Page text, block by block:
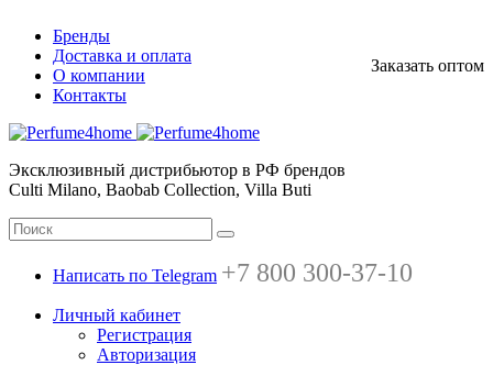
Бренды
Доставка и оплата
О компании
Контакты
Заказать оптом
Эксклюзивный дистрибьютор в РФ брендов
Culti Milano, Baobab Collection, Villa Buti
Написать по Telegram +7 800 300-37-10
Личный кабинет
Регистрация
Авторизация